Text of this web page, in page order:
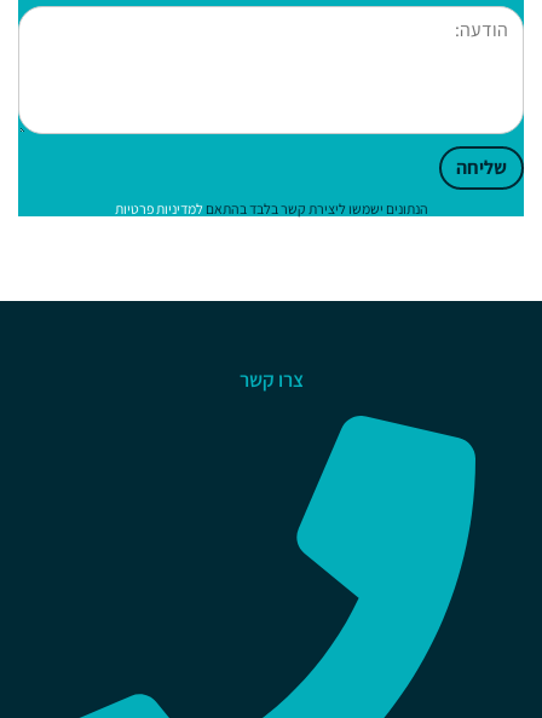
שליחה
הנתונים ישמשו ליצירת קשר בלבד בהתאםלמדיניות פרטיות
צרו קשר